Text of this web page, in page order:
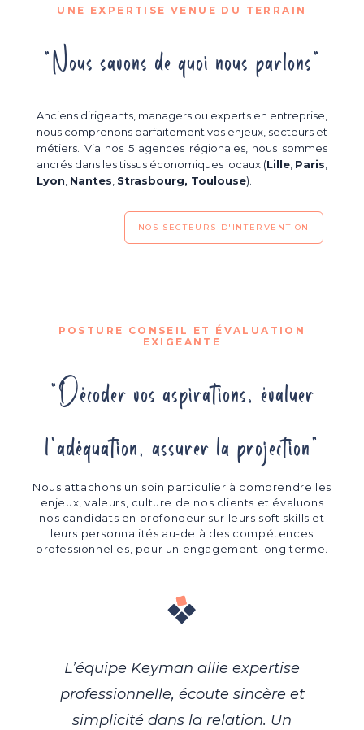
UNE EXPERTISE VENUE DU TERRAIN
"Nous savons de quoi nous parlons"
Anciens dirigeants, managers ou experts en entreprise,
nous comprenons parfaitement vos enjeux, secteurs et
métiers. Via nos 5 agences régionales, nous sommes
ancrés dans les tissus économiques locaux (Lille Paris
Lyon Nantes Strasbourg, Toulouse).
NOS SECTEURS D'INTERVENTION
POSTURE CONSEIL ET ÉVALUATION
EXIGEANTE
"Décoder vos aspirations, évaluer
l'adéquation, assurer la projection"
Nous attachons un soin particulier à comprendre les
enjeux, valeurs, culture de nos clients et évaluons
nos candidats en profondeur sur leurs soft skills et
leurs personnalités au-delà des compétences
professionnelles, pour un engagement long terme.
L’équipe Keyman allie expertise
professionnelle, écoute sincère et
simplicité dans la relation. Un